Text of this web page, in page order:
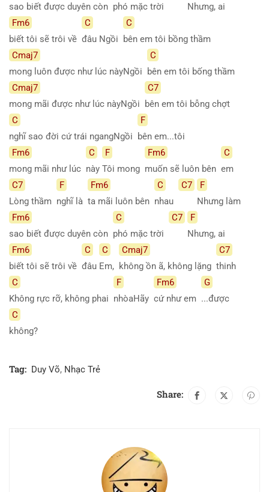
sao biết được duyên còn phó mặc trời
Nhưng, ai
Fm6
biết tôi sẽ trôi về
C
đâu Ngồi
C
bên em tôi bồng thầm
Cmaj7
mong luôn được như lúc nàyNgồi
C
bên em tôi bống thầm
Cmaj7
mong mãi được như lúc nàyNgồi
C7
bên em tôi bỗng chợt
C
nghĩ sao đời cứ trái ngangNgồi
F
bên em...tôi
Fm6
mong mãi như lúc
C
này
F
Tôi mong
Fm6
muốn sẽ luôn bên
C
em
C7
Lòng thầm
F
nghĩ là
Fm6
ta mãi luôn bên
C
nhau
C7
F
Nhưng làm
Fm6
sao biết được duyên còn
C
phó mặc trời
C7
F
Nhưng, ai
Fm6
biết tôi sẽ trôi về
C
đâu
C
Em,
Cmaj7
không ồn ã, không lặng
C7
thinh
C
Không rực rỡ, không phai
F
nhòaHãy
Fm6
cứ như em
G
...được
C
không?
Tag: Duy Võ, Nhạc Trẻ
Share: